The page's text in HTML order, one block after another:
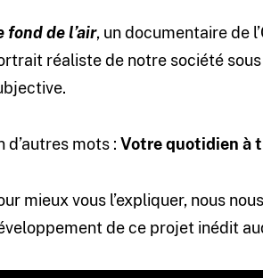
fond de l’air, un documentaire de
réaliste de notre société
d’autres mots : Votre quotidien à
mieux vous l’expliquer, nous
de ce projet inédit